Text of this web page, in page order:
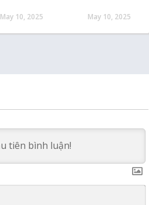
May 10, 2025 May 10, 2025